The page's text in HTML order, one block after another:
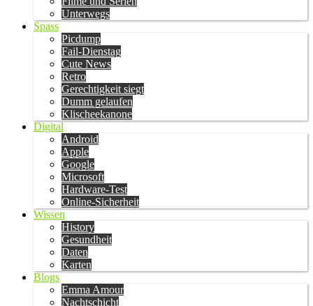
Unterwegs
Spass
Picdump
Fail-Dienstag
Cute News
Retro
Gerechtigkeit siegt
Dumm gelaufen
Klischeekanone
Digital
Android
Apple
Google
Microsoft
Hardware-Test
Online-Sicherheit
Wissen
History
Gesundheit
Daten
Karten
Blogs
Emma Amour
Nachtschicht